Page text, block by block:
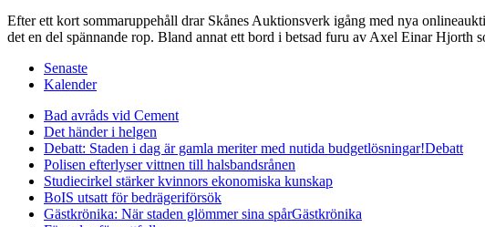
Efter ett kort sommaruppehåll drar Skånes Auktionsverk igång med nya
det en del spännande rop. Bland annat ett bord i betsad furu av Axel Einar Hjorth
Senaste
Kalender
Bad avråds vid Cement
Det händer i helgen
Debatt: Staden i dag är gamla meriter med nutida budgetlösningar!Debatt
Polisen efterlyser vittnen till halsbandsrånen
Studiecirkel stärker kvinnors ekonomiska kunskap
BoIS utsatt för bedrägeriförsök
Gästkrönika: När staden glömmer sina spårGästkrönika